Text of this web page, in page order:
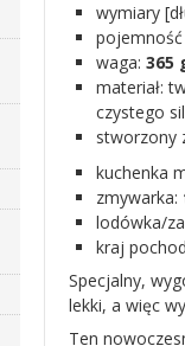
wymiary
pojemność
waga: 365
materiał:
czystego
stworzony
kuchenka
zmywarka:
lodówka/
kraj
Specjalny,
lekki, a więc
Ten